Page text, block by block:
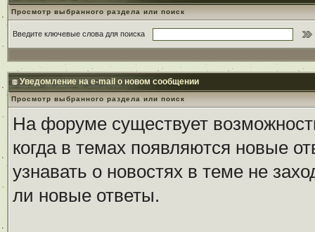
Просмотр выбранного раздела или поиск
Введите ключевые слова для поиска
Уведомление на е-mail о новом сообщении
Просмотр выбранного раздела или поиск
На форуме существует
когда в темах появляются новые
узнавать о новостях в теме не
ли новые ответы.